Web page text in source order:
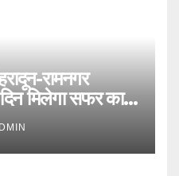
रामनगर
मिलेगा सफर का